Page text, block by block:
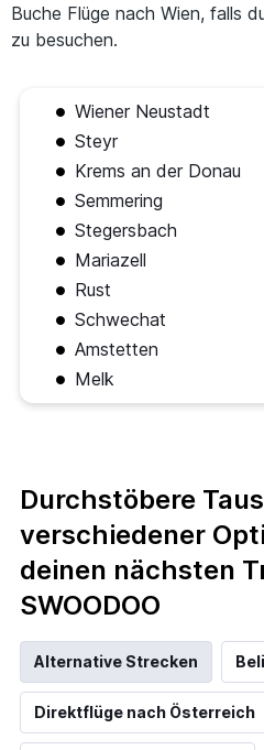
Buche Flüge nach Wien, falls
zu besuchen.
Wiener Neustadt
Steyr
Krems an der Donau
Semmering
Stegersbach
Mariazell
Rust
Schwechat
Amstetten
Melk
Durchstöbere
verschiedener
deinen nächsten
SWOODOO
Alternative Strecken
Direktflüge nach Österreich